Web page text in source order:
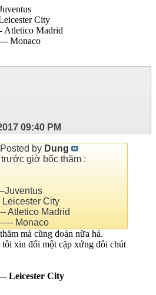
City
Atletico Madrid
Monaco
09:40 PM
by Dung
giờ bốc thăm :
Juventus
Leicester City
Atletico Madrid
Monaco
mà cũng đoán nữa hả.
xin đổi một cặp xứng đôi chút
Leicester City